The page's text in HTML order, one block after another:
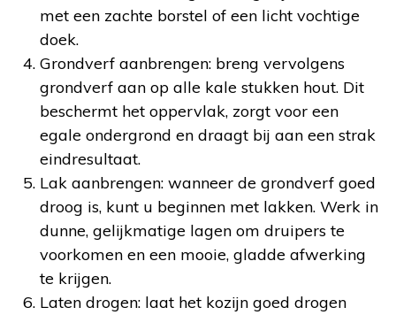
met een zachte borstel of een licht vochtige
doek.
Grondverf aanbrengen: breng vervolgens
grondverf aan op alle kale stukken hout. Dit
beschermt het oppervlak, zorgt voor een
egale ondergrond en draagt bij aan een strak
eindresultaat.
Lak aanbrengen: wanneer de grondverf goed
droog is, kunt u beginnen met lakken. Werk in
dunne, gelijkmatige lagen om druipers te
voorkomen en een mooie, gladde afwerking
te krijgen.
Laten drogen: laat het kozijn goed drogen